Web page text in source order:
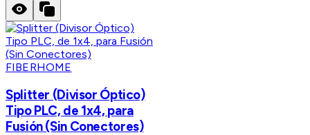
FIBERHOME
Splitter (Divisor Óptico)
Tipo PLC, de 1x4, para
Fusión (Sin Conectores)